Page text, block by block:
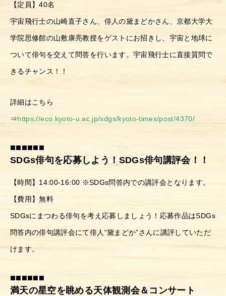
トップ
イベント&最新情報
プロジェクト
ご利用方法
メッセージ
【定員】40名
宇宙飛行士の山崎直子さん、俳人の黛まどかさん、京都大学大
学院思修館の山敷康亮教授をゲストにお招きし、宇宙と地球に
ついて俳句を交えて問答を行います。宇宙飛行士に直接質問で
きるチャンス！！
詳細はこちら
⇒https://eco.kyoto-u.ac.jp/sdgs/kyoto-times/post/4370/
■■■■■■
SDGs俳句を応募しよう！SDGs俳句講評会！！
【時間】14:00-16:00 ※SDGs問答内での講評会となります。
【費用】無料
SDGsにまつわる俳句を考え応募しましょう！応募作品はSDGs
問答内の俳句講評会にて俳人“黛まどか”さんに講評していただ
けます。
■■■■■■
満天の星空を眺める天体観測会＆コンサート